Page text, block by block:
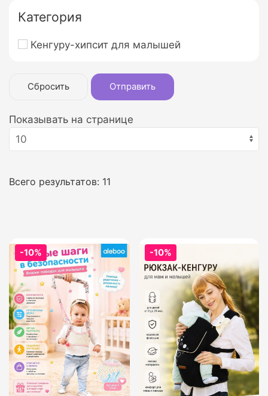
Категория
Кенгуру-хипсит для малышей
Сбросить Отправить
Показывать на странице
Всего результатов: 11
-10% -10%